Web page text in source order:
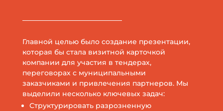
Главной целью было создание презентации,
которая бы стала визитной карточкой
компании для участия в тендерах,
переговорах с муниципальными
заказчиками и привлечения партнеров. Мы
выделили несколько ключевых задач:
Структурировать разрозненную